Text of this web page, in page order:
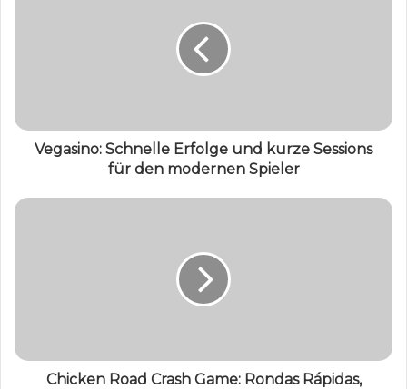
Vegasino: Schnelle Erfolge und kurze Sessions
für den modernen Spieler
Chicken Road Crash Game: Rondas Rápidas,